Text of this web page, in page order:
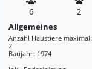
6 2
Allgemeines
Anzahl Haustiere maximal:
2
Baujahr: 1974